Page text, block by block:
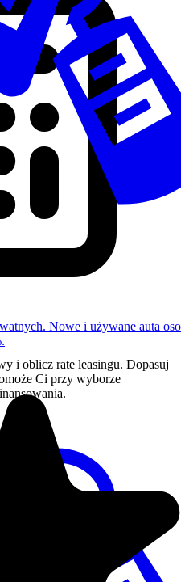
i oblicz rate leasingu. Dopasuj
Ci przy wyborze
Nowe i używane auta